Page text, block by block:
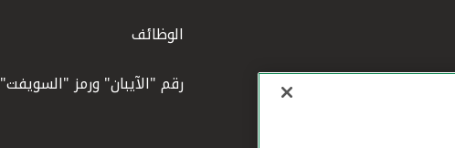
الوظائف
رقم "الآيبان" ورمز "السويفت"